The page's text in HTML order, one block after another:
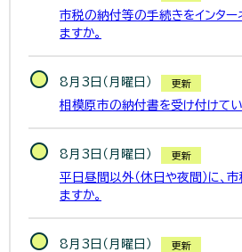
市税の納付等の手続きをインター
ますか。
8月3日（月曜日） 更新
相模原市の納付書を受け付けて
8月3日（月曜日） 更新
平日昼間以外（休日や夜間）に、
ますか。
8月3日（月曜日） 更新